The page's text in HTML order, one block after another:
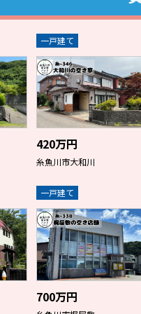
一戸建て
420万円
糸魚川市大和川
一戸建て
700万円